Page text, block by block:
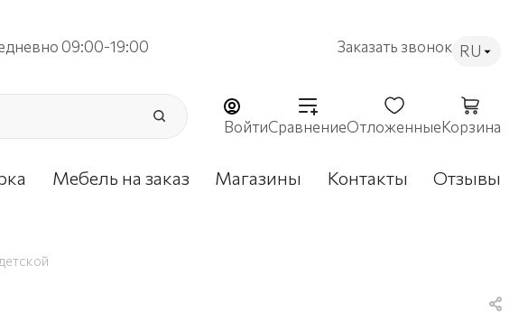
09:00-19:00 Заказать звонок RU
ВойтиСравнениеОтложенныеКорзина
Мебель на заказ Магазины Контакты Отзывы